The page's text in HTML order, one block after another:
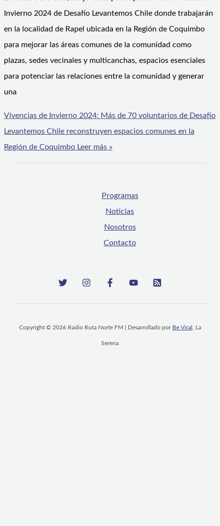
Invierno 2024 de Desafío Levantemos Chile donde trabajarán
en la localidad de Rapel ubicada en la Región de Coquimbo
para mejorar las áreas comunes de la comunidad como
plazas, sedes vecinales y multicanchas, espacios esenciales
para potenciar las relaciones entre la comunidad y generar
una
Vivencias de Invierno 2024: Más de 70 voluntarios de Desafío
Levantemos Chile reconstruyen espacios comunes en la
Región de Coquimbo Leer más »
Programas
Noticias
Nosotros
Contacto
Copyright © 2026 Radio Ruta Norte FM | Desarrollado por Be Viral , La
Serena